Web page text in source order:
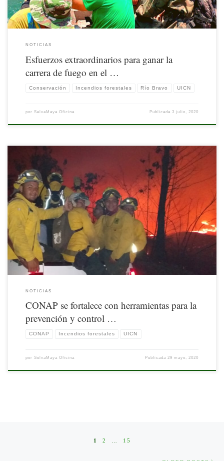
NOTICIAS
Esfuerzos extraordinarios para ganar la
carrera de fuego en el …
Conservación Incendios forestales Río Bravo UICN
por SelvaMaya Oficina Publicada3 julio, 2020
Nota publicada por la UICN. Disponible aquí
NOTICIAS
CONAP se fortalece con herramientas para la
prevención y control …
CONAP Incendios forestales UICN
por SelvaMaya Oficina Publicada29 mayo, 2020
1 2 15